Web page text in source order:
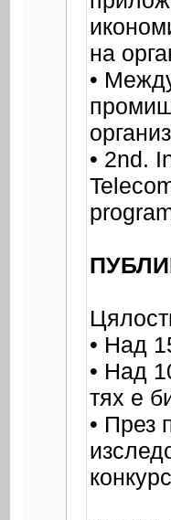
на
•
• 2nd.
• Над
• Над
тях е
• През